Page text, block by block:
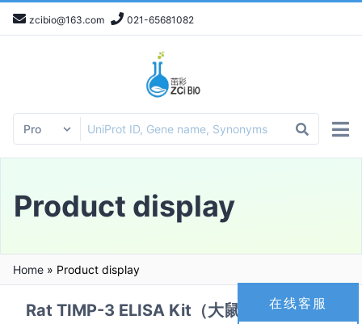
zcibio@163.com 021-65681082
Product display
Home » Product display
Rat TIMP-3 ELISA Kit（大鼠基质金属蛋
在线客服